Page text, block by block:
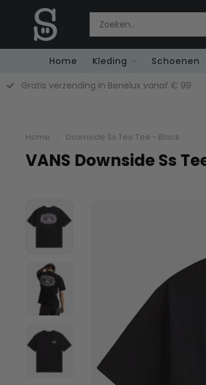
Home Kleding Schoenen
Gratis verzending in Benelux vanaf € 99
Home Downside Ss Tee Tee - Black
VANS Downside Ss